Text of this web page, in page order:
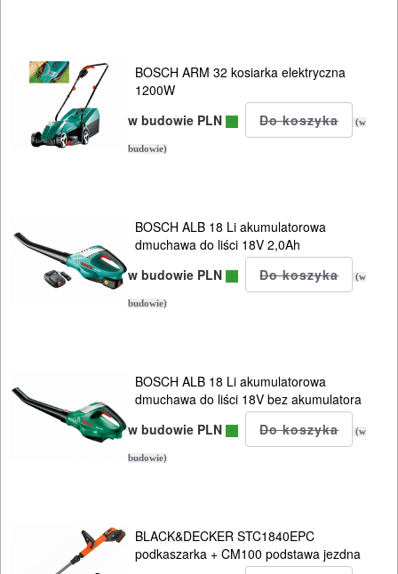
BOSCH ARM 32 kosiarka elektryczna
1200W
w budowie PLN
(w
budowie)
BOSCH ALB 18 Li akumulatorowa
dmuchawa do liści 18V 2,0Ah
w budowie PLN
(w
budowie)
BOSCH ALB 18 Li akumulatorowa
dmuchawa do liści 18V bez akumulatora
w budowie PLN
(w
budowie)
BLACK&DECKER STC1840EPC
podkaszarka + CM100 podstawa jezdna